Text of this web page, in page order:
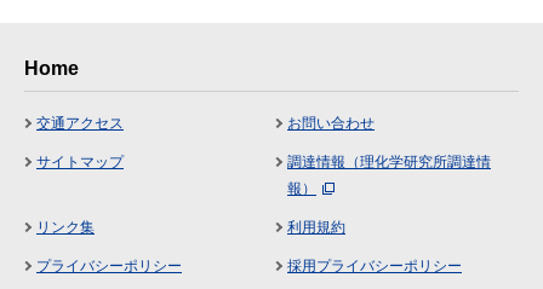
Home
交通アクセス お問い合わせ
サイトマップ
調達情報（理化学研究所調達情
報）
リンク集 利用規約
プライバシーポリシー 採用プライバシーポリシー